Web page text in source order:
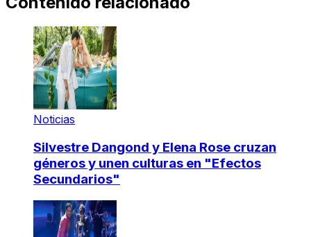
Noticias
Silvestre Dangond y Elena Rose cruzan
géneros y unen culturas en "Efectos
Secundarios"